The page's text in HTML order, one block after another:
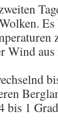
Wind
bis 1